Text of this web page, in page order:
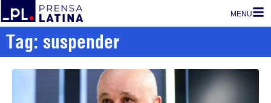
MENU
Tag: suspender